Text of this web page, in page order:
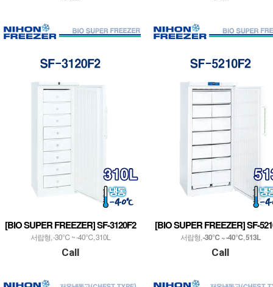
[BIO SUPER FREEZER] SF-3120F2
서랍형, -30℃ ~ -40℃, 310L
Call
[BIO SUPER FREEZER] SF-
서랍형,-30℃ ~ -40℃,513L
Call